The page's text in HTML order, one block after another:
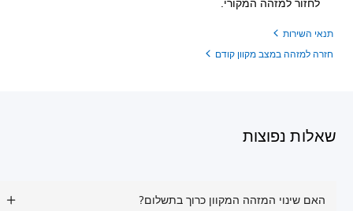
לחזור למזהה המקורי.
תנאי השירות
חזרה למזהה במצב מקוון קודם
שאלות נפוצות
האם שינוי המזהה המקוון כרוך בתשלום?